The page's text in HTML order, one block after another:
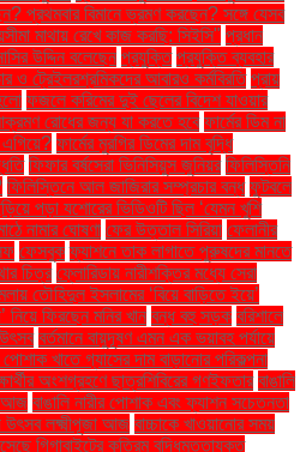
প্রথমবার বিমানে ভ্রমণ করছেন? সঙ্গে যেসব
মাথায় রেখে কাজ করছি: সিইসি" প্রধান
উদ্দিন বলেছেন প্রযুক্তি প্রযুক্তি ব্যবহার
ও ট্রেইলরশ্রমিকদের আবারও কর্মবিরতি প্রায়
ফজলে করিমের দুই ছেলের বিদেশ যাওয়ার
রোধের জন্য যা করতে হবে ফার্মের ডিম না
এগিয়ে? ফার্মের মুরগির ডিমের দাম বৃদ্ধি
ফিফার বর্ষসেরা ভিনিসিয়ুস জুনিয়র ফিলিস্তিনি
ফিলিস্তিনে আল জাজিরার সম্প্রচার বন্ধ ফুটবলে
পড়া যশোরের ভিডিওটি ছিল ‘যেমন খুশি
নামার ঘোষণা ফের উত্তাল সিরিয়া ফেলানীর
ফেসবুক ফ্যাশনে তাক লাগাতে পুরুষদের মানতে
চিত্র ফ্লোরিডায় নারীশক্তির মধ্যে সেরা
তৌহিদুল ইসলামের ‘বিয়ে বাড়িতে ইয়ে’
নিয়ে ফিরছেন মনির খান বন্ধ বহু সড়ক বরিশালে
বর্তমানে বায়ুদূষণ এমন এক ভয়াবহ পর্যায়ে
খাতে গ্যাসের দাম বাড়ানোর পরিকল্পনা
অংশগ্রহণে ছাত্রশিবিরের গণইফতার বাঙালি
আজ বাঙালি নারীর পোশাক এবং ফ্যাশন সচেতনতা
উৎসব লক্ষ্মীপূজা আজ বাচ্চাকে খাওয়ানোর সময়
গিগাবাইটের কৃত্রিম বুদ্ধিমত্তাযুক্ত